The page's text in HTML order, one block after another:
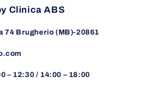
Clinica ABS
74 Brugherio (MB)-20861
– 12:30 / 14:00 – 18:00